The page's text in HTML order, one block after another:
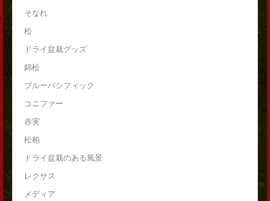
そなれ
松
ドライ盆栽グッズ
錦松
ブルーパシフィック
コニファー
赤実
松柏
ドライ盆栽のある風景
レクサス
メディア